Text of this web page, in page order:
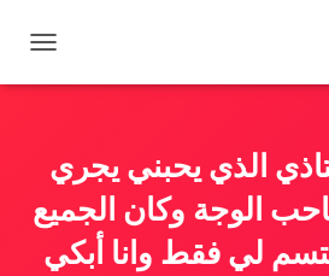
ب
ت
الذي يحبني يجري
الوجة وكان الجميع
لي فقط وانا أبكي